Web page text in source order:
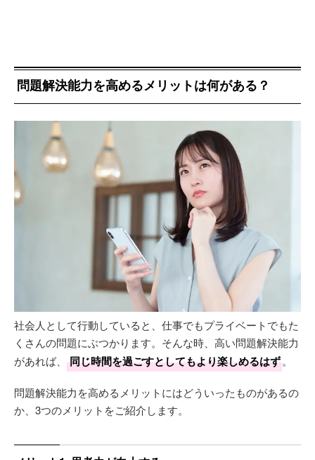
問題解決能力を高めるメリットは何がある？
社会人として行動していると、仕事でもプライベートでもた
くさんの問題にぶつかります。そんな時、高い問題解決能力
があれば、
同じ時間を過ごすとしてもより楽しめるはず。
問題解決能力を高めるメリットにはどういったものがあるの
か、3つのメリットをご紹介します。